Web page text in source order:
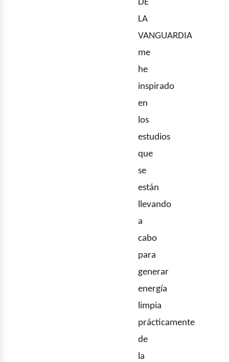
DE
LA
VANGUARDIA
me
he
inspirado
en
los
estudios
que
se
están
llevando
a
cabo
para
generar
energía
limpia
prácticamente
de
la